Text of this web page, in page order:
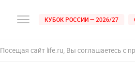
КУБОК РОССИИ — 2026/27
Посещая сайт life.ru, Вы соглашаетесь с